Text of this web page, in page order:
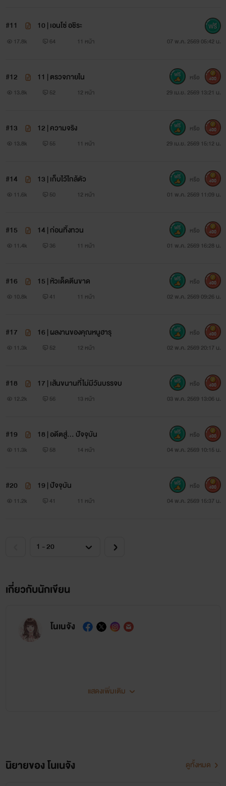
#11 10 | เอนโซ่ อชิระ
17.8k 64 11 หน้า 07 พ.ค. 2569 05:42 น.
#12 11 | ตรวจภายใน
13.8k 52 12 หน้า 29 เม.ย. 2569 13:21 น.
หรือ 400
#13 12 | ความจริง
13.8k 55 11 หน้า 29 เม.ย. 2569 15:12 น.
หรือ 400
#14 13 | เก็บไว้ใกล้ตัว
11.6k 50 12 หน้า 01 พ.ค. 2569 11:09 น.
หรือ 400
#15 14 | ก่อนทิ้งทวน
11.4k 36 11 หน้า 01 พ.ค. 2569 16:28 น.
หรือ 400
#16 15 | หัวเด็ดตีนขาด
10.8k 41 11 หน้า 02 พ.ค. 2569 09:26 น.
หรือ 400
#17 16 | ผลงานของคุณหนูฮารุ
11.3k 52 12 หน้า 02 พ.ค. 2569 20:17 น.
หรือ 400
#18 17 | เส้นขนานที่ไม่มีวันบรรจบ
12.2k 56 13 หน้า 03 พ.ค. 2569 13:06 น.
หรือ 400
#19 18 | อดีตสู่... ปัจจุบัน
11.3k 58 14 หน้า 04 พ.ค. 2569 10:15 น.
หรือ 400
#20 19 | ปัจจุบัน
11.2k 41 11 หน้า 04 พ.ค. 2569 15:37 น.
หรือ 400
เกี่ยวกับนักเขียน
โนเนจัง
ลิขสิทธิ์เป็นของผู้สร้างสรรค์แต่เพียงผู้เดียว และเป็นของบริษัท โนเนจัง จำกัด
แสดงเพิ่มเติม
นิยายของ โนเนจัง ดูทั้งหมด